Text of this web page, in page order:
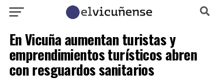
En Vicuña aumentan turistas y
emprendimientos turísticos abren
con resguardos sanitarios